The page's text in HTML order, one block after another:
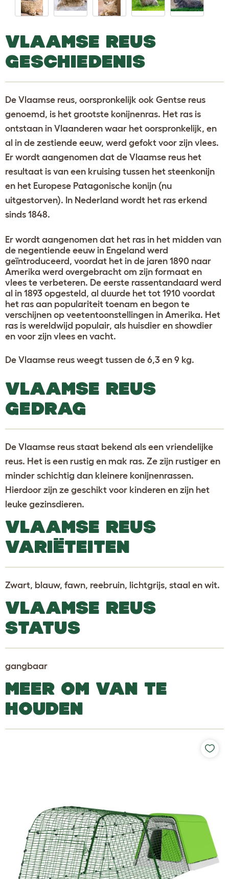
VLAAMSE REUS
GESCHIEDENIS
De Vlaamse reus, oorspronkelijk ook Gentse reus
genoemd, is het grootste konijnenras. Het ras is
ontstaan in Vlaanderen waar het oorspronkelijk, en
al in de zestiende eeuw, werd gefokt voor zijn vlees.
Er wordt aangenomen dat de Vlaamse reus het
resultaat is van een kruising tussen het steenkonijn
en het Europese Patagonische konijn (nu
uitgestorven). In Nederland wordt het ras erkend
sinds 1848.
Er wordt aangenomen dat het ras in het midden van
de negentiende eeuw in Engeland werd
geïntroduceerd, voordat het in de jaren 1890 naar
Amerika werd overgebracht om zijn formaat en
vlees te verbeteren. De eerste rassentandaard werd
al in 1893 opgesteld, al duurde het tot 1910 voordat
het ras aan populariteit toenam en begon te
verschijnen op veetentoonstellingen in Amerika. Het
ras is wereldwijd populair, als huisdier en showdier
en voor zijn vlees en vacht.
De Vlaamse reus weegt tussen de 6,3 en 9 kg.
VLAAMSE REUS
GEDRAG
De Vlaamse reus staat bekend als een vriendelijke
reus. Het is een rustig en mak ras. Ze zijn rustiger en
minder schichtig dan kleinere konijnenrassen.
Hierdoor zijn ze geschikt voor kinderen en zijn het
leuke gezinsdieren.
VLAAMSE REUS
VARIËTEITEN
Zwart, blauw, fawn, reebruin, lichtgrijs, staal en wit.
VLAAMSE REUS
STATUS
gangbaar
MEER OM VAN TE
HOUDEN